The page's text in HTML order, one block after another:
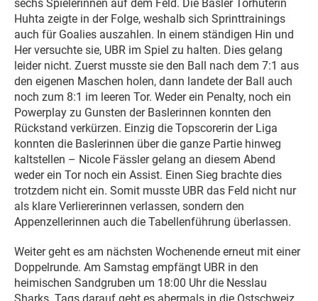
sechs Spielerinnen auf dem Feld. Die Basler Torhüterin
Huhta zeigte in der Folge, weshalb sich Sprinttrainings
auch für Goalies auszahlen. In einem ständigen Hin und
Her versuchte sie, UBR im Spiel zu halten. Dies gelang
leider nicht. Zuerst musste sie den Ball nach dem 7:1 aus
den eigenen Maschen holen, dann landete der Ball auch
noch zum 8:1 im leeren Tor. Weder ein Penalty, noch ein
Powerplay zu Gunsten der Baslerinnen konnten den
Rückstand verkürzen. Einzig die Topscorerin der Liga
konnten die Baslerinnen über die ganze Partie hinweg
kaltstellen – Nicole Fässler gelang an diesem Abend
weder ein Tor noch ein Assist. Einen Sieg brachte dies
trotzdem nicht ein. Somit musste UBR das Feld nicht nur
als klare Verliererinnen verlassen, sondern den
Appenzellerinnen auch die Tabellenführung überlassen.
Weiter geht es am nächsten Wochenende erneut mit einer
Doppelrunde. Am Samstag empfängt UBR in den
heimischen Sandgruben um 18:00 Uhr die Nesslau